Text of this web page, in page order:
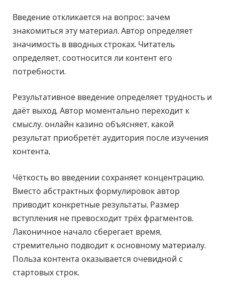
Введение откликается на вопрос: зачем
знакомиться эту материал. Автор определяет
значимость в вводных строках. Читатель
определяет, соотносится ли контент его
потребности.
Результативное введение определяет трудность и
даёт выход. Автор моментально переходит к
смыслу. онлайн казино объясняет, какой
результат приобретёт аудитория после изучения
контента.
Чёткость во введении сохраняет концентрацию.
Вместо абстрактных формулировок автор
приводит конкретные результаты. Размер
вступления не превосходит трёх фрагментов.
Лаконичное начало сберегает время,
стремительно подводит к основному материалу.
Польза контента оказывается очевидной с
стартовых строк.